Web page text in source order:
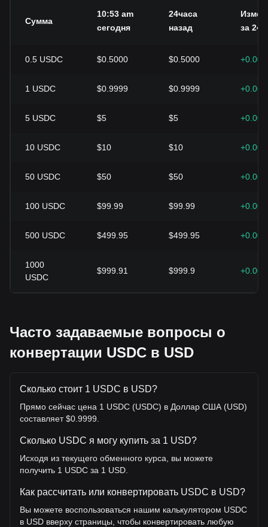
Сумма
10:53 am
сегодня
24часа
назад
за 24
0.5 USDC $0.5000 $0.5000
1 USDC $0.9999 $0.9999
5 USDC $5 $5
10 USDC $10 $10
50 USDC $50 $50
100 USDC $99.99 $99.99
500 USDC $499.95 $499.95
1000
USDC
$999.91 $999.9
Часто задаваемые вопросы о
конвертации USDC в USD
Сколько стоит 1 USDC в USD?
Прямо сейчас цена 1 USDC (USDC) в Доллар США (USD)
составляет $0.9999.
Сколько USDC я могу купить за 1 USD?
Исходя из текущего обменного курса, вы можете
получить 1 USDC за 1 USD.
Как рассчитать или конвертировать USDC в USD?
Вы можете воспользоваться нашим калькулятором USDC
в USD вверху страницы, чтобы конвертировать любую